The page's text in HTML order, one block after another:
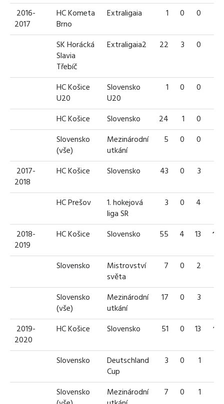
2016-
2017
HC Kometa
Brno
Extraligaia 1 0 0
SK Horácká
Slavia
Třebíč
Extraligaia2 22 3 0
HC Košice
U20
Slovensko
U20
1 0 0
HC Košice Slovensko 24 1 0
Slovensko
(vše)
Mezinárodní
utkání
5 0 0
2017-
2018
HC Košice Slovensko 43 0 3
HC Prešov
1. hokejová
liga SR
3 0 4
2018-
2019
HC Košice Slovensko 55 4 13 17
Slovensko
Mistrovství
světa
7 0 2
Slovensko
(vše)
Mezinárodní
utkání
17 0 3
2019-
2020
HC Košice Slovensko 51 0 13 13
Slovensko
Deutschland
Cup
3 0 1
Slovensko
Mezinárodní
7 0 1